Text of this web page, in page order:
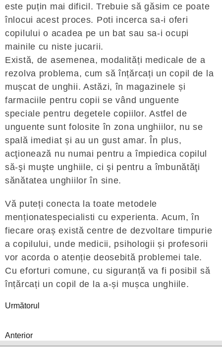
este puțin mai dificil. Trebuie să găsim ce poate
înlocui acest proces. Poti incerca sa-i oferi
copilului o acadea pe un bat sau sa-i ocupi
mainile cu niste jucarii.
Există, de asemenea, modalități medicale de a
rezolva problema, cum să înțărcați un copil de la
mușcat de unghii. Astăzi, în magazinele și
farmaciile pentru copii se vând unguente
speciale pentru degetele copiilor. Astfel de
unguente sunt folosite în zona unghiilor, nu se
spală imediat și au un gust amar. În plus,
acţionează nu numai pentru a împiedica copilul
să-şi muşte unghiile, ci şi pentru a îmbunătăţi
sănătatea unghiilor în sine.
Vă puteți conecta la toate metodele
menționatespecialisti cu experienta. Acum, în
fiecare oraș există centre de dezvoltare timpurie
a copilului, unde medicii, psihologii și profesorii
vor acorda o atenție deosebită problemei tale.
Cu eforturi comune, cu siguranță va fi posibil să
înțărcați un copil de la a-și mușca unghiile.
Următorul
Anterior